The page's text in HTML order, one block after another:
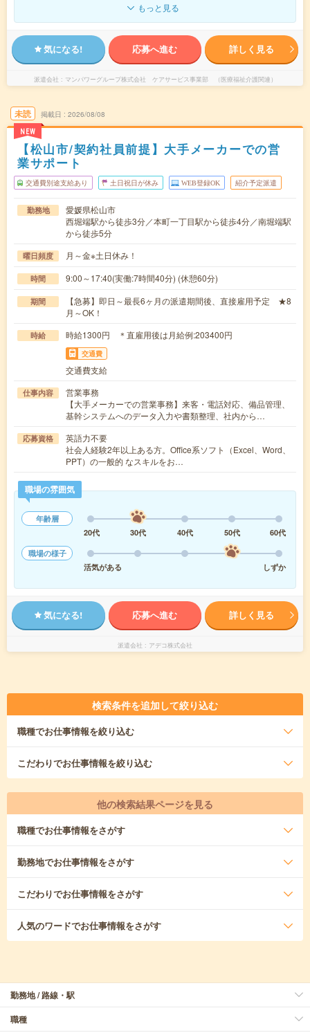
もっと見る
気になる! 応募へ進む 詳しく見る
派遣会社 マンパワーグループ株式会社 ケアサービス事業部 （医療福祉介護関連）
未読
NEW
掲載日 2026/08/08
【松山市/契約社員前提】大手メーカーでの営
業サポート
交通費別途支給あり 土日祝日が休み WEB登録OK 紹介予定派遣
勤務地
愛媛県松山市
西堀端駅から徒歩3分／本町一丁目駅から徒歩4分／南堀端駅
から徒歩5分
曜日頻度 月～金※土日休み！
時間 9:00～17:40(実働:7時間40分) (休憩60分)
期間
【急募】即日～最長6ヶ月の派遣期間後、直接雇用予定 ★8
月～OK！
時給 時給1300円 ＊直雇用後は月給例:203400円
交通費
交通費支給
仕事内容
営業事務
【大手メーカーでの営業事務】来客・電話対応、備品管理、
基幹システムへのデータ入力や書類整理、社内から…
応募資格
英語力不要
社会人経験2年以上ある方。Office系ソフト（Excel、Word、
PPT）の一般的 なスキルをお…
職場の雰囲気
年齢層
20代
30代 40代 50代
60代
職場の様子
活気がある
しずか
気になる! 応募へ進む 詳しく見る
派遣会社 アデコ株式会社
検索条件を追加して絞り込む
職種でお仕事情報を絞り込む
こだわりでお仕事情報を絞り込む
他の検索結果ページを見る
職種でお仕事情報をさがす
勤務地でお仕事情報をさがす
こだわりでお仕事情報をさがす
人気のワードでお仕事情報をさがす
勤務地 / 路線・駅
職種